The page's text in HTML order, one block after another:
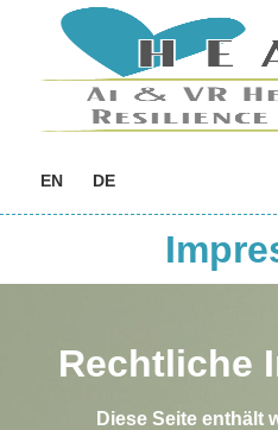
EN DE
Rechtliche
Diese Seite enthält